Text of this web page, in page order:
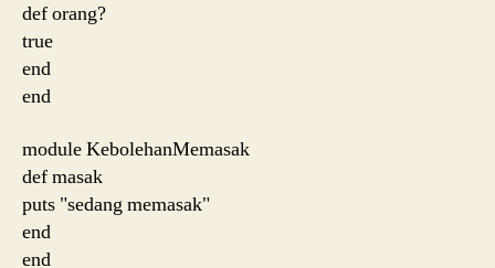
def orang?
true
end
end
module KebolehanMemasak
def masak
puts "sedang memasak"
end
end